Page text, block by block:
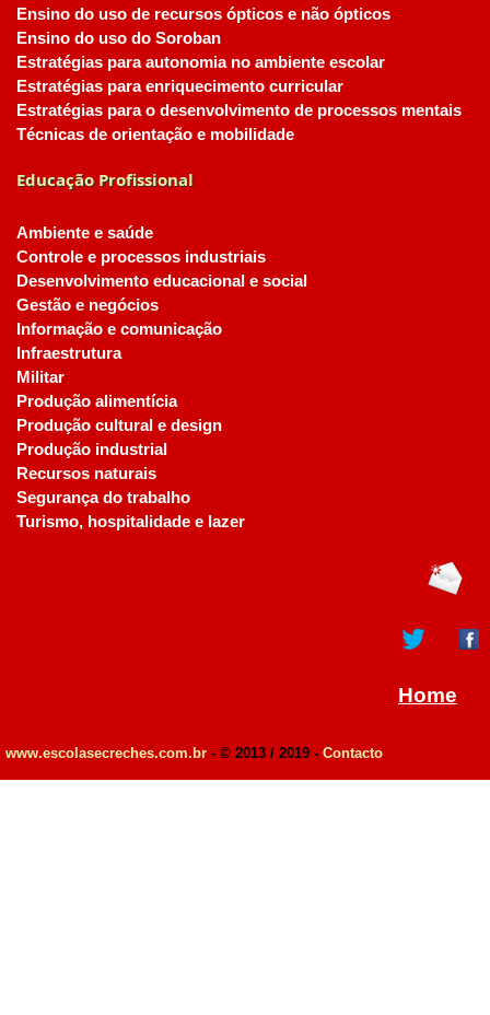
Ensino do uso de recursos ópticos e não ópticos
Ensino do uso do Soroban
Estratégias para autonomia no ambiente escolar
Estratégias para enriquecimento curricular
Estratégias para o desenvolvimento de processos mentais
Técnicas de orientação e mobilidade
Educação Profissional
Ambiente e saúde
Controle e processos industriais
Desenvolvimento educacional e social
Gestão e negócios
Informação e comunicação
Infraestrutura
Militar
Produção alimentícia
Produção cultural e design
Produção industrial
Recursos naturais
Segurança do trabalho
Turismo, hospitalidade e lazer
Home
www.escolasecreches.com.br - © 2013 / 2019 - Contacto